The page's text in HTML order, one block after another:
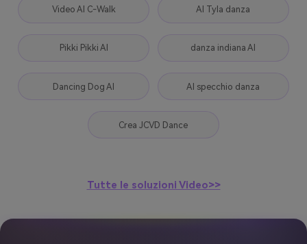
Video AI C-Walk AI Tyla danza
Pikki Pikki AI danza indiana AI
Dancing Dog AI AI specchio danza
Crea JCVD Dance
Tutte le soluzioni Video>>